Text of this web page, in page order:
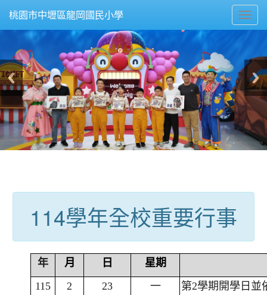
桃園市中壢區龍岡國民小學
114學年全校重要行事
年 月 日
星期
115
2 23 一
第2學期開學日並